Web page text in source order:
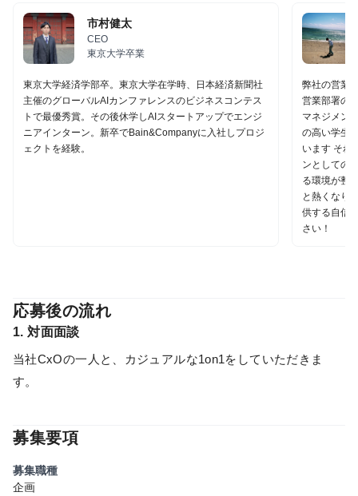
市村健太
CEO
東京大学卒業
東京大学経済学部卒。東京大学在学時、日本経済新聞社
主催のグローバルAIカンファレンスのビジネスコンテス
トで最優秀賞。その後休学しAIスタートアップでエンジ
ニアインターン。新卒でBain&Companyに入社しプロジ
ェクトを経験。
弊社の営業
営業部署の
マネジメン
の高い学生
います それ
ンとしての
る環境が整
と熱くなり
供する自信
さい！
応募後の流れ
1. 対面面談
当社CxOの一人と、カジュアルな1on1をしていただきま
す。
募集要項
募集職種
企画